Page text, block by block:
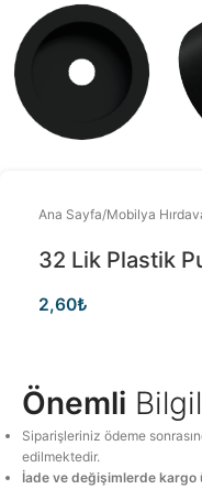
Ana Sayfa/Mobilya
32 Lik Plastik
2,60₺
Önemli
Siparişleriniz ödeme
edilmektedir.
İade ve değişimlerde